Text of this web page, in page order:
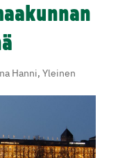
Hanni, Yleinen